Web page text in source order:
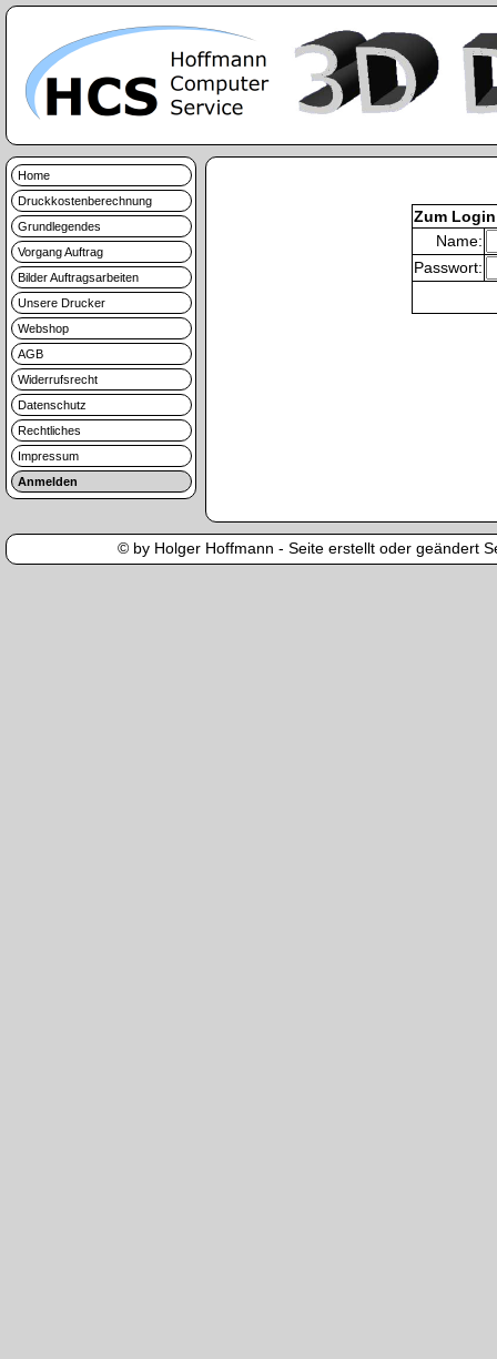
Home
Druckkostenberechnung
Grundlegendes
Vorgang Auftrag
Bilder Auftragsarbeiten
Unsere Drucker
Webshop
AGB
Widerrufsrecht
Datenschutz
Rechtliches
Impressum
Anmelden
Zum
Name:
Passwort:
© by Holger Hoffmann - Seite erstellt oder geändert